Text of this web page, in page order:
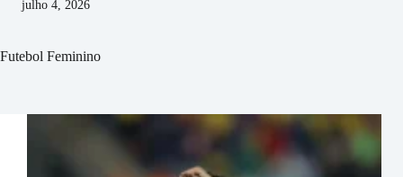
julho 4, 2026
Futebol Feminino